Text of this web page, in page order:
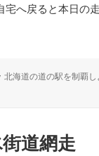
宅へ戻ると本日の
カ
北海道の道の駅を制覇し
まんべつ に
道網走